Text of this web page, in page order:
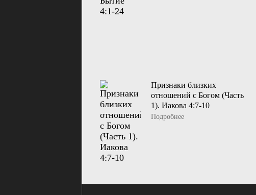
Признаки близких
отношений с Богом (Часть
1). Иакова 4:7-10
Подробнее